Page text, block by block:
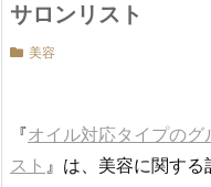
サロンリスト
美容
『オイル対応タイプのグ
スト 』は、美容に関する